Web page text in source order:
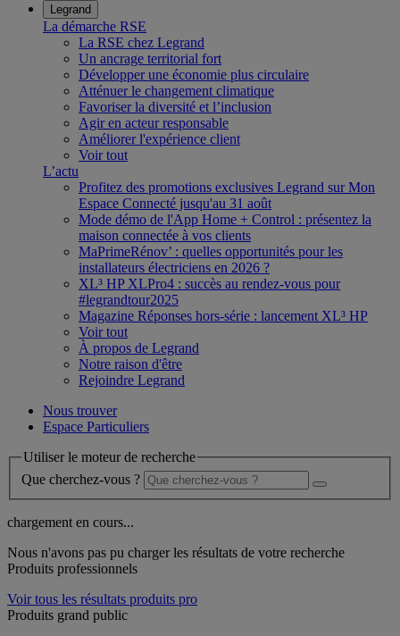
Legrand
La démarche RSE
La RSE chez Legrand
Un ancrage territorial fort
Développer une économie plus circulaire
Atténuer le changement climatique
Favoriser la diversité et l’inclusion
Agir en acteur responsable
Améliorer l'expérience client
Voir tout
L’actu
Profitez des promotions exclusives Legrand sur Mon
Espace Connecté jusqu'au 31 août
Mode démo de l'App Home + Control : présentez la
maison connectée à vos clients
MaPrimeRénov’ : quelles opportunités pour les
installateurs électriciens en 2026 ?
XL³ HP XLPro4 : succès au rendez-vous pour
#legrandtour2025
Magazine Réponses hors-série : lancement XL³ HP
Voir tout
À propos de Legrand
Notre raison d'être
Rejoindre Legrand
Nous trouver
Espace Particuliers
Utiliser le moteur de recherche
Que cherchez-vous ?
chargement en cours...
Nous n'avons pas pu charger les résultats de votre recherche
Produits professionnels
Voir tous les résultats produits pro
Produits grand public